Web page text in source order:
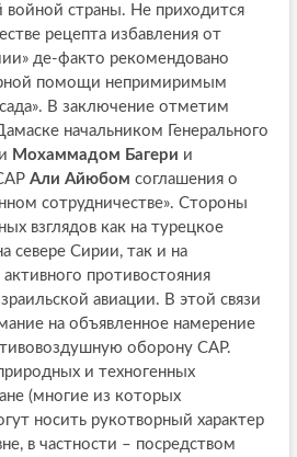
войной страны. Не приходится
рецепта избавления от
де-факто рекомендовано
помощи непримиримым
В заключение отметим
начальником Генерального
Мохаммадом Багери и
Али Айюбом соглашения о
сотрудничестве». Стороны
взглядов как на турецкое
севере Сирии, так и на
противостояния
авиации. В этой связи
на объявленное намерение
оборону САР.
и техногенных
(многие из которых
носить рукотворный характер
в частности – посредством